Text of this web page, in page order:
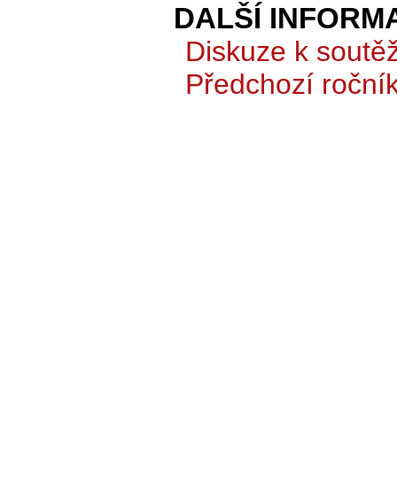
DALŠÍ
Diskuze k
Předchozí